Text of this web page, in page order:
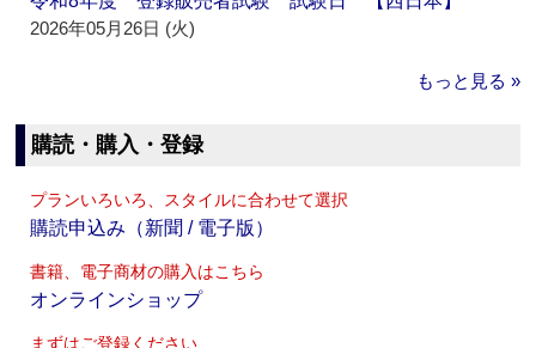
2026年05月26日 (火)
もっと見る »
購読・購入・登録
プランいろいろ、スタイルに合わせて選択
購読申込み（新聞 / 電子版）
書籍、電子商材の購入はこちら
オンラインショップ
まずはご登録ください